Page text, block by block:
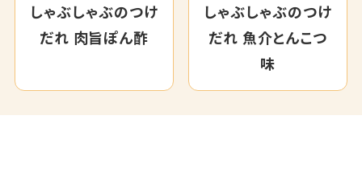
しゃぶしゃぶのつけ
だれ 肉旨ぽん酢
しゃぶしゃぶのつけ
だれ 魚介とんこつ
味